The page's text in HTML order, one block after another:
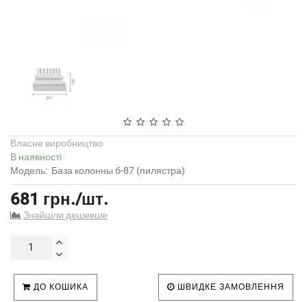
Власне виробництво
В наявності
Модель: База колонны б-87 (пилястра)
681 грн./шт.
Знайшли дешевше
ДО КОШИКА ШВИДКЕ ЗАМОВЛЕННЯ